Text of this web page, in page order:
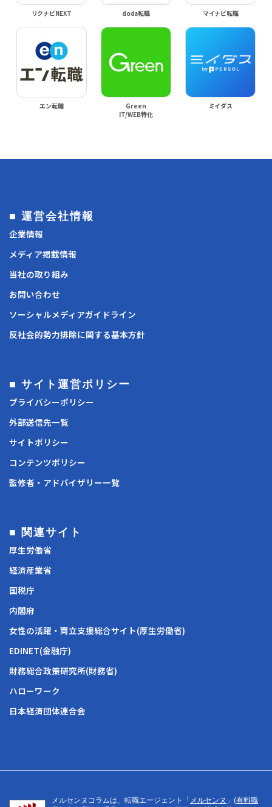
リクナビNEXT doda転職 マイナビ転職
エン転職
Green
IT/WEB特化
ミイダス
■ 運営会社情報
企業情報
メディア掲載情報
当社の取り組み
お問い合わせ
ソーシャルメディアガイドライン
反社会的勢力排除に関する基本方針
■ サイト運営ポリシー
プライバシーポリシー
外部送信先一覧
サイトポリシー
コンテンツポリシー
監修者・アドバイザリー一覧
■ 関連サイト
厚生労働省
経済産業省
国税庁
内閣府
女性の活躍・両立支援総合サイト(厚生労働省)
EDINET(金融庁)
財務総合政策研究所(財務省)
ハローワーク
日本経済団体連合会
メルセンヌコラムは、転職エージェント「 メルセンヌ 」(有料職